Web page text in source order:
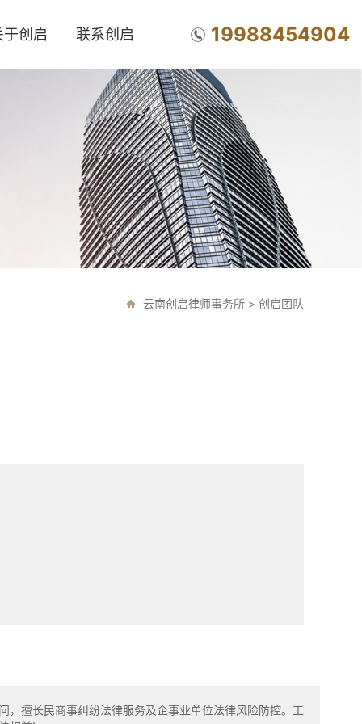
于创启 联系创启 19988454904
云南创启律师事务所 > 创启团队
擅长民商事纠纷法律服务及企事业单位法律风险防控。工